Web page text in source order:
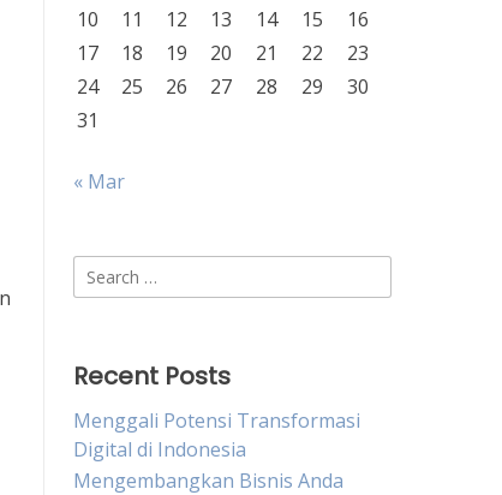
10
11 12 13 14 15
16
17
18 19 20 21 22
23
24
25 26 27 28 29
30
31
« Mar
Search
for:
Recent Posts
Menggali Potensi Transformasi
Digital di Indonesia
Mengembangkan Bisnis Anda